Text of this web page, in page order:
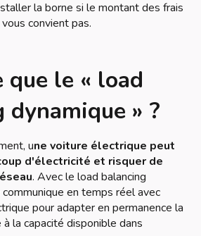
la borne si le montant des frais
convient pas.
que le « load
dynamique » ?
une voiture électrique peut
d'électricité et risquer de
. Avec le load balancing
en temps réel avec
pour adapter en permanence la
la capacité disponible dans